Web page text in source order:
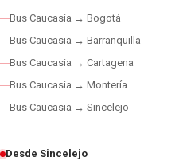
Bus Caucasia → Bogotá
Bus Caucasia → Barranquilla
Bus Caucasia → Cartagena
Bus Caucasia → Montería
Bus Caucasia → Sincelejo
Desde Sincelejo